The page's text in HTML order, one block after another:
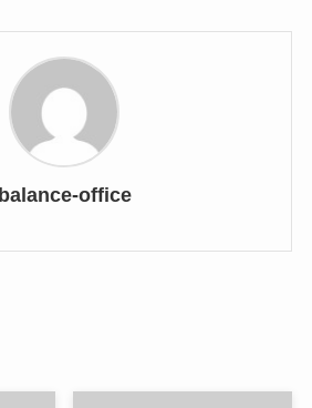
balance-office